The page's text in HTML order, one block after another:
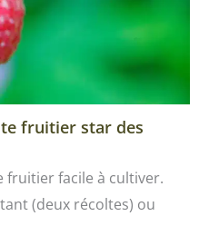
fruitier star des
fruitier facile à cultiver.
(deux récoltes) ou